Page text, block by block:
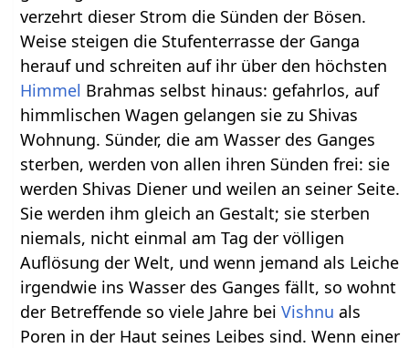
verzehrt dieser Strom die Sünden der Bösen.
Weise steigen die Stufenterrasse der Ganga
herauf und schreiten auf ihr über den höchsten
Himmel Brahmas selbst hinaus: gefahrlos, auf
himmlischen Wagen gelangen sie zu Shivas
Wohnung. Sünder, die am Wasser des Ganges
sterben, werden von allen ihren Sünden frei: sie
werden Shivas Diener und weilen an seiner Seite.
Sie werden ihm gleich an Gestalt; sie sterben
niemals, nicht einmal am Tag der völligen
Auflösung der Welt, und wenn jemand als Leiche
irgendwie ins Wasser des Ganges fällt, so wohnt
der Betreffende so viele Jahre beiVishnu als
Poren in der Haut seines Leibes sind. Wenn einer